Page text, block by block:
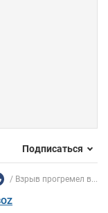
Подписаться
Взрыв прогремел в...